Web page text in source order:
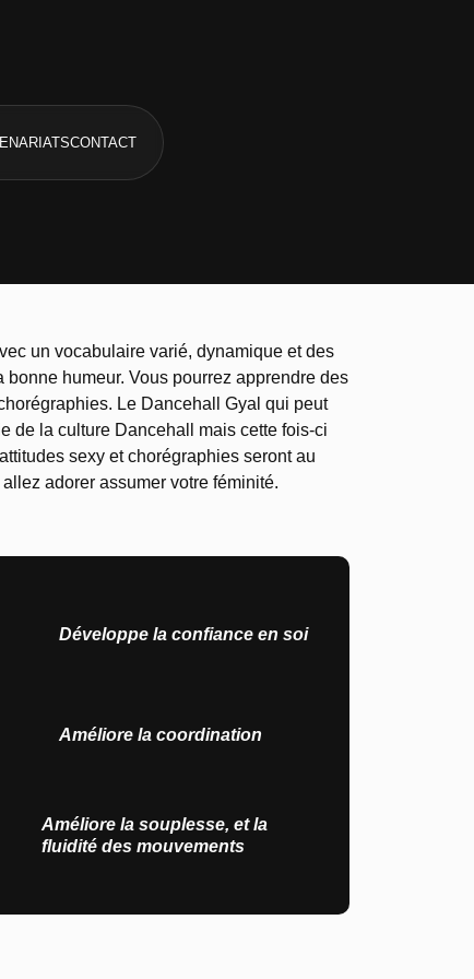
CONTACT
un vocabulaire varié, dynamique et des
humeur. Vous pourrez apprendre des
Le Dancehall Gyal qui peut
de la culture Dancehall mais cette fois-ci
sexy et chorégraphies seront au
adorer assumer votre féminité.
Développe la confiance en soi
Améliore la coordination
Améliore la souplesse, et la
fluidité des mouvements